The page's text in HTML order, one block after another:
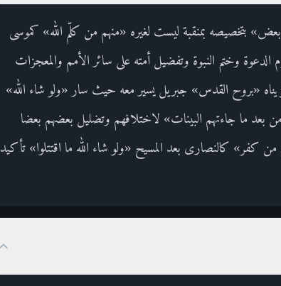
بتخصيصه بمنقبة ليست لغيره «منهم من كلّم الله» كموسى
وختم النبوة وتفضيل أمته على سائر الأمم والمعجزات
«بروح القدس» جبريل يسير معه حيث سار «ولو شاء الله»
بعد ما جاءتهم البينات» لاختلافهم وتضليل بعضهم بعضا
كفر» كالنصارى بعد المسيح «ولو شاء الله ما اقتتلوا» تأكيد